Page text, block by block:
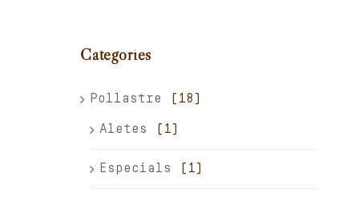
Categories
Pollastre (18)
Aletes (1)
Especials (1)